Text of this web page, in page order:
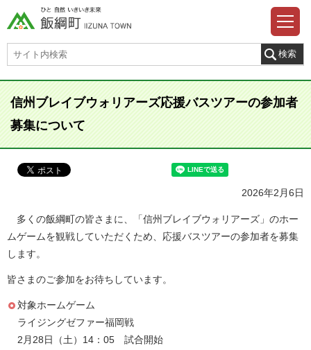
信州ブレイブウォリアーズ応援バスツアーの参加者
募集について
2026年2月6日
多くの飯綱町の皆さまに、「信州ブレイブウォリアーズ」のホー
ムゲームを観戦していただくため、応援バスツアーの参加者を募集
します。
皆さまのご参加をお待ちしています。
対象ホームゲーム
ライジングゼファー福岡戦
2月28日（土）14：05 試合開始